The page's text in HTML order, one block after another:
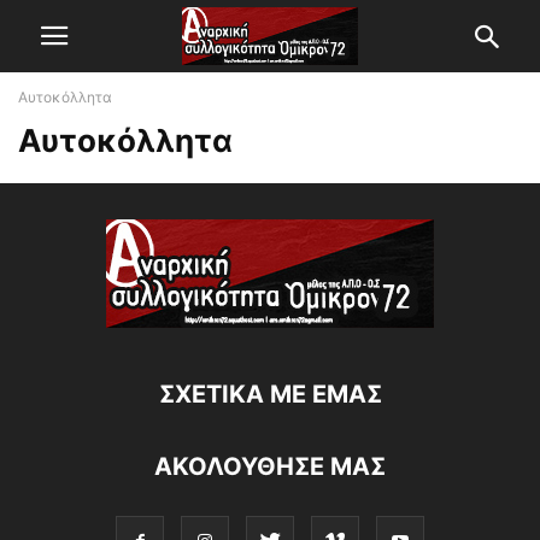
Αυτοκόλλητα
Αυτοκόλλητα
ΣΧΕΤΙΚΆ ΜΕ ΕΜΆΣ
ΑΚΟΛΟΥΘΗΣΕ ΜΑΣ